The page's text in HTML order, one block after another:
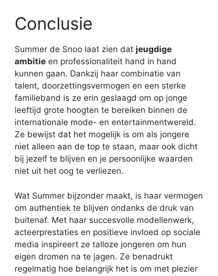
Conclusie
Summer de Snoo laat zien dat jeugdige
ambitie en professionaliteit hand in hand
kunnen gaan. Dankzij haar combinatie van
talent, doorzettingsvermogen en een sterke
familieband is ze erin geslaagd om op jonge
leeftijd grote hoogten te bereiken binnen de
internationale mode- en entertainmentwereld.
Ze bewijst dat het mogelijk is om als jongere
niet alleen aan de top te staan, maar ook dicht
bij jezelf te blijven en je persoonlijke waarden
niet uit het oog te verliezen.
Wat Summer bijzonder maakt, is haar vermogen
om authentiek te blijven ondanks de druk van
buitenaf. Met haar succesvolle modellenwerk,
acteerprestaties en positieve invloed op sociale
media inspireert ze talloze jongeren om hun
eigen dromen na te jagen. Ze benadrukt
regelmatig hoe belangrijk het is om met plezier